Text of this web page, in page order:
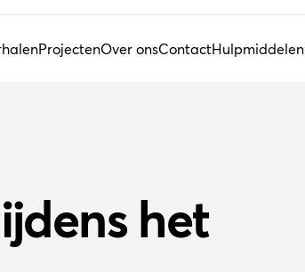
ProjectenOver onsContactHulpmiddelen
het